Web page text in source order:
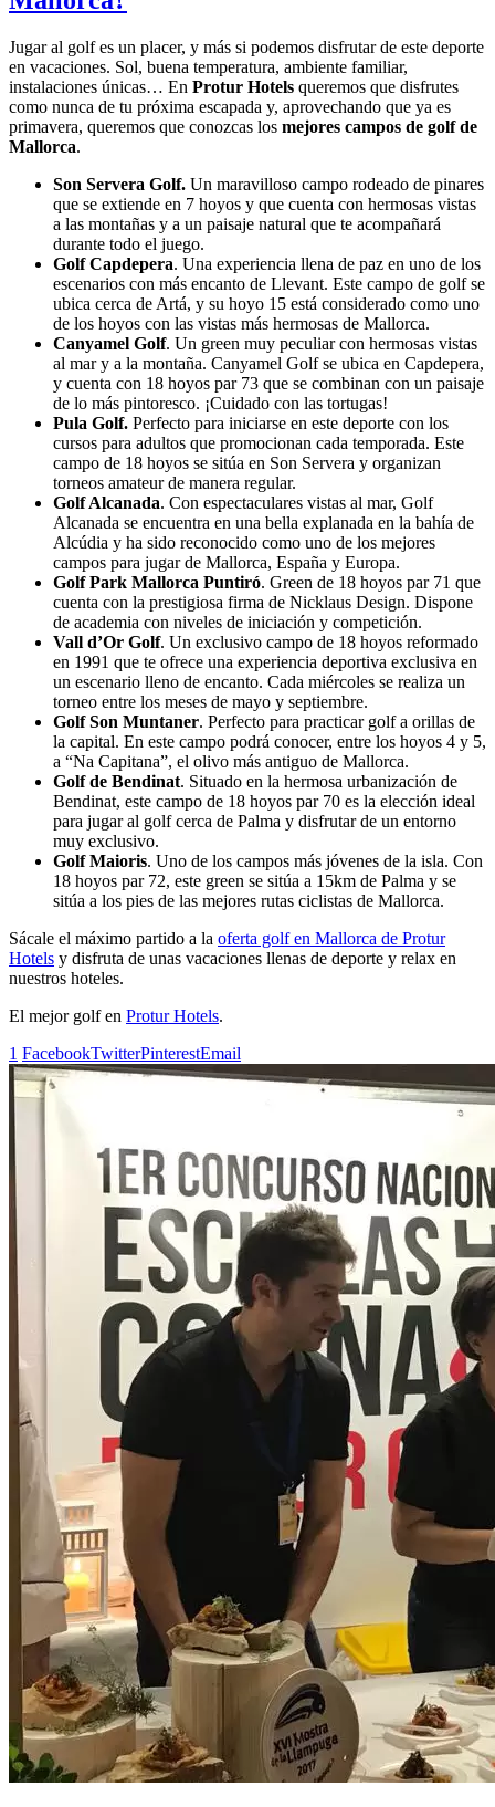
Jugar al golf es un placer, y más si podemos disfrutar de este deporte
en vacaciones. Sol, buena temperatura, ambiente familiar,
instalaciones únicas… En Protur Hotels queremos que disfrutes
como nunca de tu próxima escapada y, aprovechando que ya es
primavera, queremos que conozcas los mejores campos de golf de
Mallorca.
Son Servera Golf. Un maravilloso campo rodeado de pinares
que se extiende en 7 hoyos y que cuenta con hermosas vistas
a las montañas y a un paisaje natural que te acompañará
durante todo el juego.
Golf Capdepera. Una experiencia llena de paz en uno de los
escenarios con más encanto de Llevant. Este campo de golf se
ubica cerca de Artá, y su hoyo 15 está considerado como uno
de los hoyos con las vistas más hermosas de Mallorca.
Canyamel Golf. Un green muy peculiar con hermosas vistas
al mar y a la montaña. Canyamel Golf se ubica en Capdepera,
y cuenta con 18 hoyos par 73 que se combinan con un paisaje
de lo más pintoresco. ¡Cuidado con las tortugas!
Pula Golf. Perfecto para iniciarse en este deporte con los
cursos para adultos que promocionan cada temporada. Este
campo de 18 hoyos se sitúa en Son Servera y organizan
torneos amateur de manera regular.
Golf Alcanada. Con espectaculares vistas al mar, Golf
Alcanada se encuentra en una bella explanada en la bahía de
Alcúdia y ha sido reconocido como uno de los mejores
campos para jugar de Mallorca, España y Europa.
Golf Park Mallorca Puntiró. Green de 18 hoyos par 71 que
cuenta con la prestigiosa firma de Nicklaus Design. Dispone
de academia con niveles de iniciación y competición.
Vall d’Or Golf. Un exclusivo campo de 18 hoyos reformado
en 1991 que te ofrece una experiencia deportiva exclusiva en
un escenario lleno de encanto. Cada miércoles se realiza un
torneo entre los meses de mayo y septiembre.
Golf Son Muntaner. Perfecto para practicar golf a orillas de
la capital. En este campo podrá conocer, entre los hoyos 4 y 5,
a “Na Capitana”, el olivo más antiguo de Mallorca.
Golf de Bendinat. Situado en la hermosa urbanización de
Bendinat, este campo de 18 hoyos par 70 es la elección ideal
para jugar al golf cerca de Palma y disfrutar de un entorno
muy exclusivo.
Golf Maioris. Uno de los campos más jóvenes de la isla. Con
18 hoyos par 72, este green se sitúa a 15km de Palma y se
sitúa a los pies de las mejores rutas ciclistas de Mallorca.
Sácale el máximo partido a la oferta golf en Mallorca de Protur
Hotels y disfruta de unas vacaciones llenas de deporte y relax en
nuestros hoteles.
El mejor golf en Protur Hotels.
1 FacebookTwitterPinterestEmail